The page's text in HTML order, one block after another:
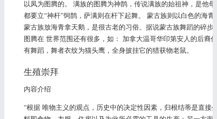
以凤为图腾的。 满族的图腾为神鹊，传说满族的始祖神，是他
都要立“神杆”饲鹊，萨满则在杆下起舞。 蒙古族则以白色的海
蒙古族放海青拿天鹅，是很古老的习俗。据说蒙古族舞蹈的碎
图腾在 世界范围还有很多，如： 加拿大温哥华印第安人的后裔
有舞蹈，舞者衣纹为猫头鹰，全身披挂它的猎获物老鼠。
生殖崇拜
内容介绍
“根据 唯物主义的观点，历史中的决定性因素，归根结蒂是直